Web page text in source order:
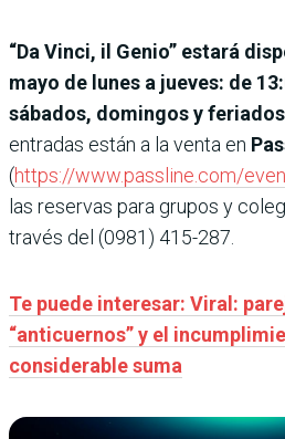
“Da Vinci, il Genio” estará
mayo de lunes a jueves: de
sábados, domingos y
entradas están a la venta en
(https://www.passline.com/
las reservas para grupos y
través del (0981) 415-287.
Te puede interesar: Viral:
“anticuernos” y el
considerable suma